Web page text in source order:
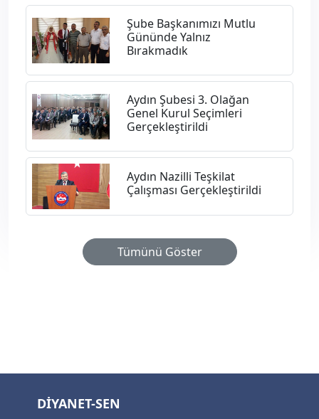
Şube Başkanımızı Mutlu
Gününde Yalnız
Bırakmadık
Aydın Şubesi 3. Olağan
Genel Kurul Seçimleri
Gerçekleştirildi
Aydın Nazilli Teşkilat
Çalışması Gerçekleştirildi
Tümünü Göster
DİYANET-SEN